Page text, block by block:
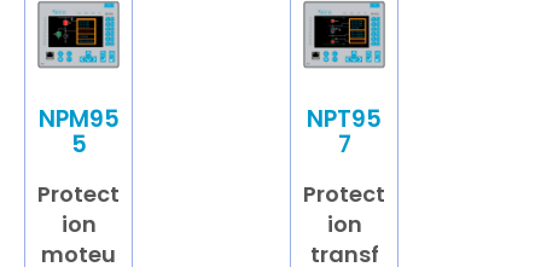
NPM95
5
Protect
ion
moteu
NPT95
7
Protect
ion
transf